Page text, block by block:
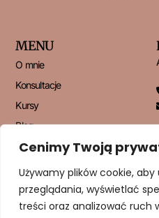
Cenimy Twoją
Używamy plików cookie,
przeglądania, wyświetlać
treści oraz analizować ruch
MENU
O mnie
Konsultacje
Kursy
Blog
Kontakt
NEWSLETTER